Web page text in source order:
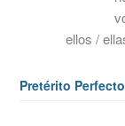
ellos /
Pretérito Perfecto